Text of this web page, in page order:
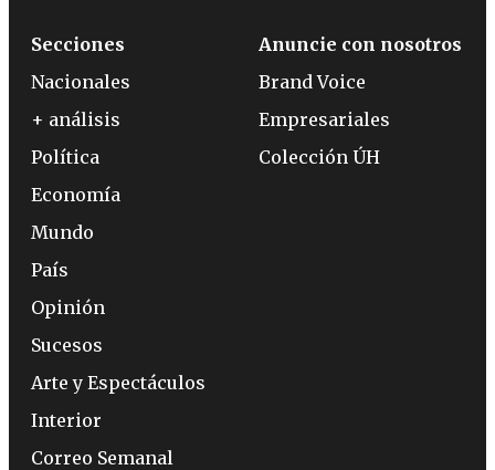
Secciones
Nacionales
+ análisis
Política
Economía
Mundo
País
Opinión
Sucesos
Arte y Espectáculos
Interior
Correo Semanal
Anuncie con nosotros
Brand Voice
Empresariales
Colección ÚH